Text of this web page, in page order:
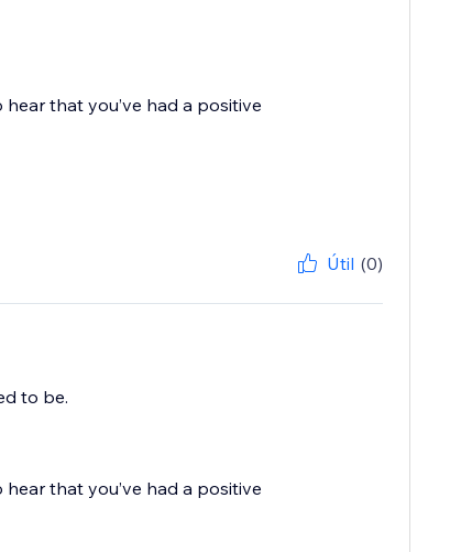
that you’ve had a positive
Útil (0)
to be.
that you’ve had a positive